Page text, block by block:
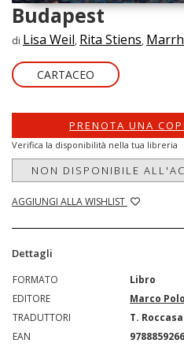
Budapest
di Lisa Weil, Rita Stiens,
CARTACEO
PRENOTA UNA
Verifica la disponibilità nella tua libreria
NON DISPONIBILE
AGGIUNGI ALLA WISHLIST
Dettagli
FORMATO
Libro
EDITORE
Marco Polo
TRADUTTORI
T.
EAN